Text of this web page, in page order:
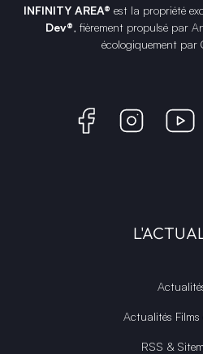
INFINITY AREA® est la propriété
Dev®, fièrement propulsé par
écologiquement par
Actualités Films
RSS &